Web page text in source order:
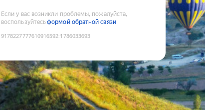
Если у вас возникли проблемы, пожалуйста,
воспользуйтесьформой обратной связи
9178227777610916592:1786033693